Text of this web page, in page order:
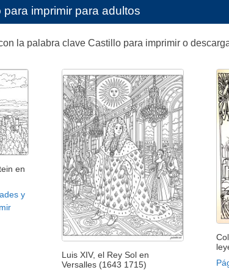
imprimir para adultos
la palabra clave Castillo para imprimir o
en
y
Luis XIV, el Rey Sol en
Versalles (1643 1715)